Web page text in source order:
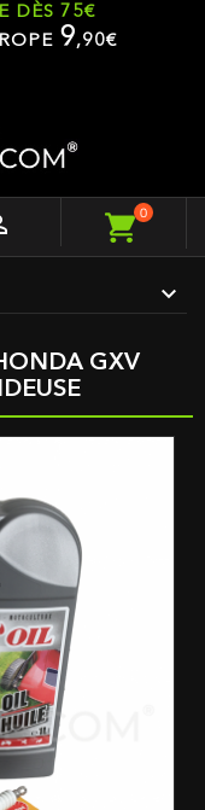
DÈS 75€
9,90€
0
GXV